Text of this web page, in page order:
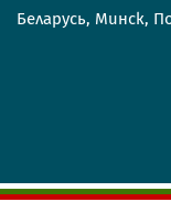
Беларусь, Минск,